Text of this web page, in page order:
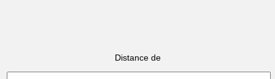
Distance de